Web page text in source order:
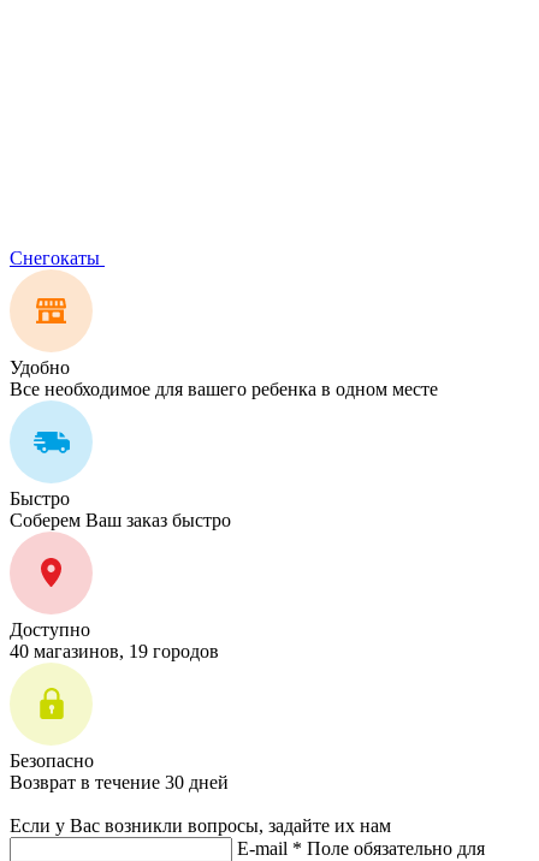
Снегокаты
Удобно
Все необходимое для вашего ребенка в одном месте
Быстро
Соберем Ваш заказ быстро
Доступно
40 магазинов, 19 городов
Безопасно
Возврат в течение 30 дней
Если у Вас возникли вопросы, задайте их нам
E-mail * Поле обязательно для